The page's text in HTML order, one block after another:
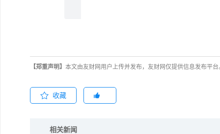
【郑重声明】 本文由友财网用户上传并发布，友财网仅提供信息发布平
收藏
相关新闻